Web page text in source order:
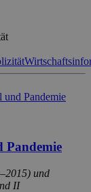
Pandemie
und
II